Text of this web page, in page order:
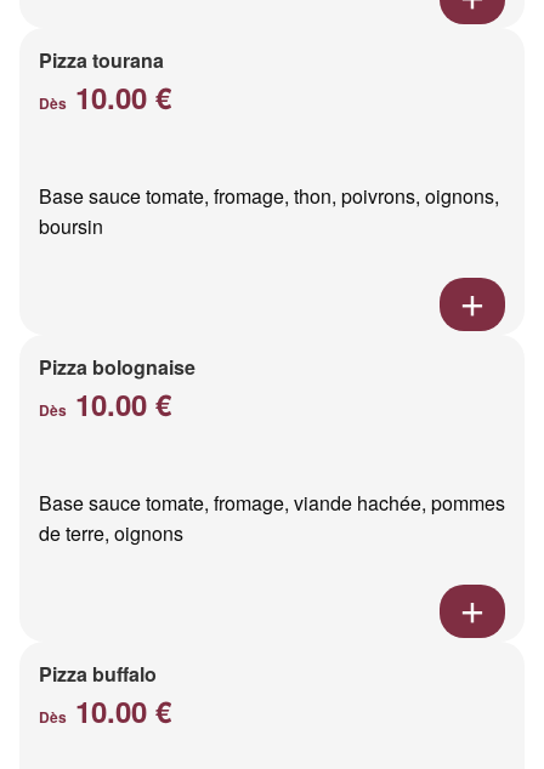
Pizza tourana
Dès 10.00 €
Base sauce tomate, fromage, thon, poivrons, oignons,
boursin
Pizza bolognaise
Dès 10.00 €
Base sauce tomate, fromage, viande hachée, pommes
de terre, oignons
Pizza buffalo
Dès 10.00 €